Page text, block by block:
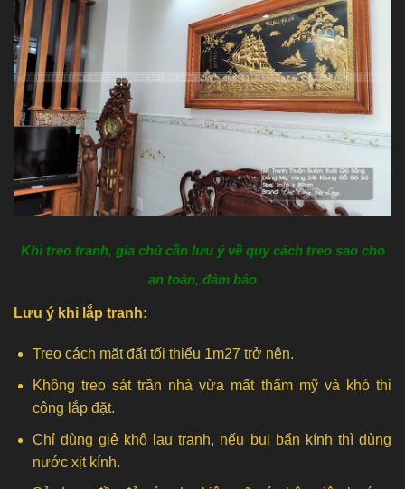
Khi treo tranh, gia chủ cần lưu ý về quy cách treo sao cho
an toàn, đảm bảo
Lưu ý khi lắp tranh:
Treo cách mặt đất tối thiểu 1m27 trở nên.
Không treo sát trần nhà vừa mất thẩm mỹ và khó thi
công lắp đặt.
Chỉ dùng giẻ khô lau tranh, nếu bụi bẩn kính thì dùng
nước xịt kính.